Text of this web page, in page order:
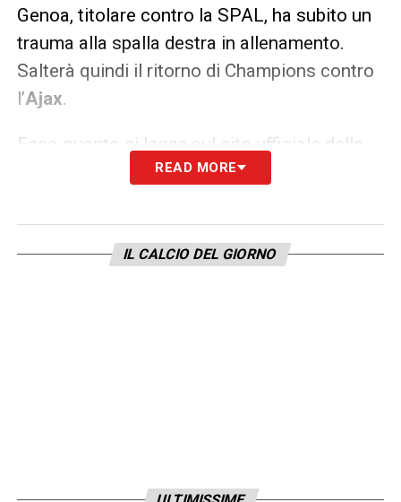
Genoa, titolare contro la SPAL, ha subito un
trauma alla spalla destra in allenamento.
Salterà quindi il ritorno di Champions contro
l’Ajax.
Ecco quanto si legge sul sito ufficiale della
Durante l’allenamento
necessita di ulteriori approfondimenti e lo
rende indisponibile per la gara di martedì».
READ MORE
IL CALCIO DEL GIORNO